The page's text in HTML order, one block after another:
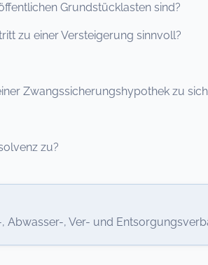
Grundstücklasten sind?
zu einer Versteigerung sinnvoll?
Zwangssicherungshypothek zu
zu?
Abwasser-, Ver- und